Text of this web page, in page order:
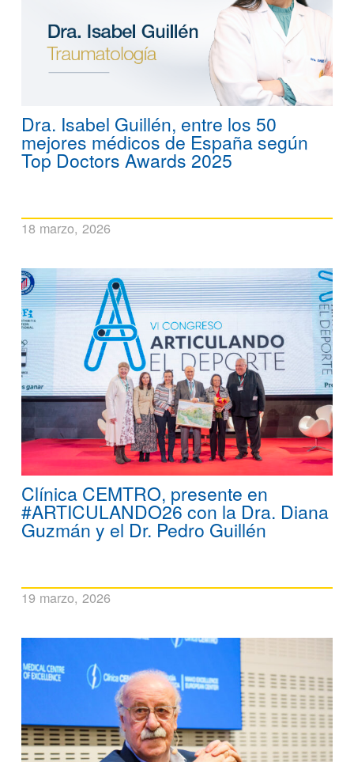
Dra. Isabel Guillén, entre los 50
mejores médicos de España según
Top Doctors Awards 2025
18 marzo, 2026
Clínica CEMTRO, presente en
#ARTICULANDO26 con la Dra. Diana
Guzmán y el Dr. Pedro Guillén
19 marzo, 2026